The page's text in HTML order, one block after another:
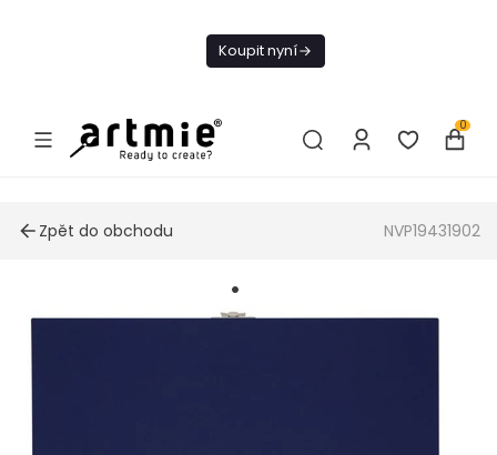
Koupit nyní
0
Zpět do obchodu NVP19431902